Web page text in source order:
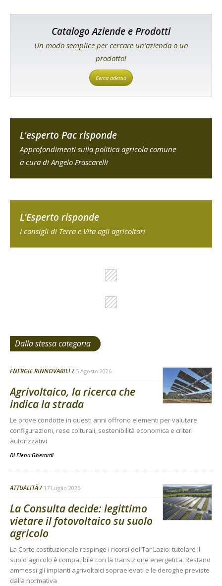
Catalogo Aziende e Prodotti
Un modo semplice per cercare un'azienda o un
prodotto!
Cerca adesso
L'esperto Pac risponde
Approfondimenti sulla politica agricola comune
a cura di Angelo Frascarelli
L'Esperto risponde
I consigli di Terra e Vita agli agricoltori
Dalla stessa categoria
ENERGIE RINNOVABILI 5 Agosto 2026
Agrivoltaico, la ricerca che
indica la strada
Le prove condotte in questi anni offrono elementi per valutare
configurazioni, rese colturali, sostenibilità economica e criteri
autorizzativi
Di Elena Gherardi
ATTUALITÀ 17 Luglio 2026
La Consulta decide: legittimo
vietare il fotovoltaico su suolo
agricolo
La Corte costituzionale respinge i ricorsi del Tar Lazio: tutelare il
suolo agricolo è compatibile con la transizione energetica. Restano
ammessi gli impianti agrivoltaici sopraelevati e le deroghe previste
dalla normativa